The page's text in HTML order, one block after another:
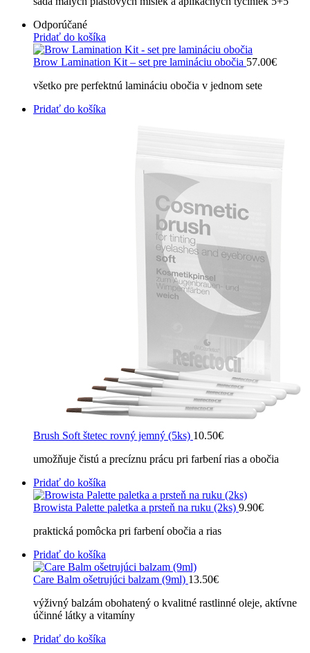
Odporúčané
Pridať do košíka
Brow Lamination Kit – set pre lamináciu obočia 57.00€
všetko pre perfektnú lamináciu obočia v jednom sete
Pridať do košíka
Brush Soft štetec rovný jemný (5ks) 10.50€
umožňuje čistú a precíznu prácu pri farbení rias a obočia
Pridať do košíka
Browista Palette paletka a prsteň na ruku (2ks) 9.90€
praktická pomôcka pri farbení obočia a rias
Pridať do košíka
Care Balm ošetrujúci balzam (9ml) 13.50€
výživný balzám obohatený o kvalitné rastlinné oleje, aktívne
účinné látky a vitamíny
Pridať do košíka